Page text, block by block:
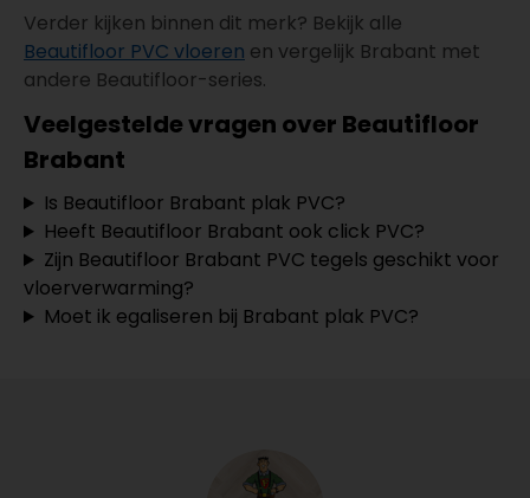
Verder kijken binnen dit merk? Bekijk alle
Beautifloor PVC vloeren en vergelijk Brabant met
andere Beautifloor-series.
Veelgestelde vragen over Beautifloor
Brabant
Is Beautifloor Brabant plak PVC?
Heeft Beautifloor Brabant ook click PVC?
Zijn Beautifloor Brabant PVC tegels geschikt voor
vloerverwarming?
Moet ik egaliseren bij Brabant plak PVC?